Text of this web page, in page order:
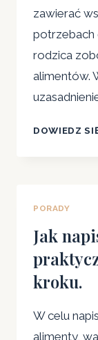
zawierać
potrzebach
rodzica
alimentów.
DOWIEDZ
PORADY
Jak
kroku.
W celu
alimenty,